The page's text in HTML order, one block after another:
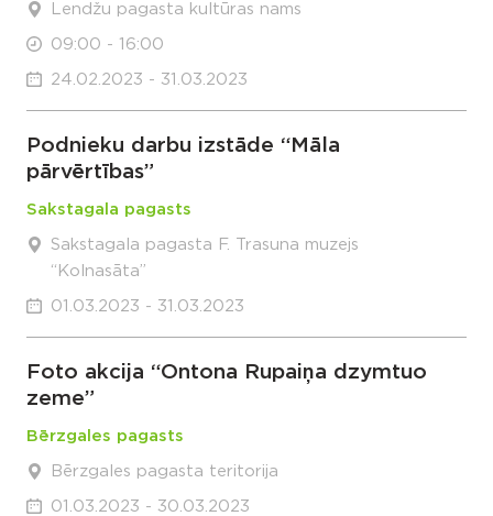
Lendžu pagasta kultūras nams
09:00 - 16:00
24.02.2023 - 31.03.2023
Podnieku darbu izstāde “Māla
pārvērtības”
Sakstagala pagasts
Sakstagala pagasta F. Trasuna muzejs
“Kolnasāta”
01.03.2023 - 31.03.2023
Foto akcija “Ontona Rupaiņa dzymtuo
zeme”
Bērzgales pagasts
Bērzgales pagasta teritorija
01.03.2023 - 30.03.2023